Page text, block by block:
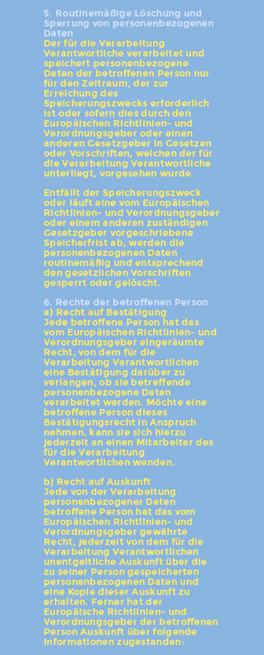
5. Routinemäßige Löschung und
Sperrung von personenbezogenen
Daten
Der für die Verarbeitung
Verantwortliche verarbeitet und
speichert personenbezogene
Daten der betroffenen Person nur
für den Zeitraum, der zur
Erreichung des
Speicherungszwecks erforderlich
ist oder sofern dies durch den
Europäischen Richtlinien- und
Verordnungsgeber oder einen
anderen Gesetzgeber in Gesetzen
oder Vorschriften, welchen der für
die Verarbeitung Verantwortliche
unterliegt, vorgesehen wurde.
Entfällt der Speicherungszweck
oder läuft eine vom Europäischen
Richtlinien- und Verordnungsgeber
oder einem anderen zuständigen
Gesetzgeber vorgeschriebene
Speicherfrist ab, werden die
personenbezogenen Daten
routinemäßig und entsprechend
den gesetzlichen Vorschriften
gesperrt oder gelöscht.
6. Rechte der betroffenen Person
a) Recht auf Bestätigung
Jede betroffene Person hat das
vom Europäischen Richtlinien- und
Verordnungsgeber eingeräumte
Recht, von dem für die
Verarbeitung Verantwortlichen
eine Bestätigung darüber zu
verlangen, ob sie betreffende
personenbezogene Daten
verarbeitet werden. Möchte eine
betroffene Person dieses
Bestätigungsrecht in Anspruch
nehmen, kann sie sich hierzu
jederzeit an einen Mitarbeiter des
für die Verarbeitung
Verantwortlichen wenden.
b) Recht auf Auskunft
Jede von der Verarbeitung
personenbezogener Daten
betroffene Person hat das vom
Europäischen Richtlinien- und
Verordnungsgeber gewährte
Recht, jederzeit von dem für die
Verarbeitung Verantwortlichen
unentgeltliche Auskunft über die
zu seiner Person gespeicherten
personenbezogenen Daten und
eine Kopie dieser Auskunft zu
erhalten. Ferner hat der
Europäische Richtlinien- und
Verordnungsgeber der betroffenen
Person Auskunft über folgende
Informationen zugestanden: